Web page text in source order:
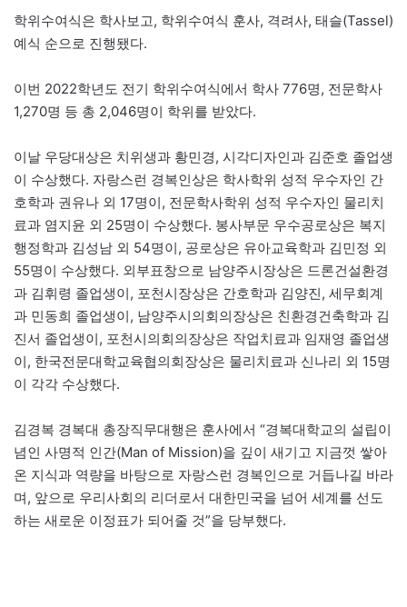
학위수여식은 학사보고, 학위수여식 훈사, 격려사, 태슬(Tassel)
예식 순으로 진행됐다.
이번 2022학년도 전기 학위수여식에서 학사 776명, 전문학사
1,270명 등 총 2,046명이 학위를 받았다.
이날 우당대상은 치위생과 황민경, 시각디자인과 김준호 졸업생
이 수상했다. 자랑스런 경복인상은 학사학위 성적 우수자인 간
호학과 권유나 외 17명이, 전문학사학위 성적 우수자인 물리치
료과 염지윤 외 25명이 수상했다. 봉사부문 우수공로상은 복지
행정학과 김성남 외 54명이, 공로상은 유아교육학과 김민정 외
55명이 수상했다. 외부표창으로 남양주시장상은 드론건설환경
과 김휘령 졸업생이, 포천시장상은 간호학과 김양진, 세무회계
과 민동희 졸업생이, 남양주시의회의장상은 친환경건축학과 김
진서 졸업생이, 포천시의회의장상은 작업치료과 임재영 졸업생
이, 한국전문대학교육협의회장상은 물리치료과 신나리 외 15명
이 각각 수상했다.
김경복 경복대 총장직무대행은 훈사에서 “경복대학교의 설립이
념인 사명적 인간(Man of Mission)을 깊이 새기고 지금껏 쌓아
온 지식과 역량을 바탕으로 자랑스런 경복인으로 거듭나길 바라
며, 앞으로 우리사회의 리더로서 대한민국을 넘어 세계를 선도
하는 새로운 이정표가 되어줄 것”을 당부했다.